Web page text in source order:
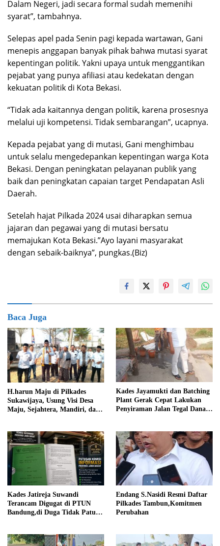
Dalam Negeri, jadi secara formal sudah memenihi
syarat”, tambahnya.
Selepas apel pada Senin pagi kepada wartawan, Gani
menepis anggapan banyak pihak bahwa mutasi syarat
kepentingan politik. Yakni upaya untuk menggantikan
pejabat yang punya afiliasi atau kedekatan dengan
kekuatan politik di Kota Bekasi.
“Tidak ada kaitannya dengan politik, karena prosesnya
melalui uji kompetensi. Tidak sembarangan”, ucapnya.
Kepada pejabat yang di mutasi, Gani menghimbau
untuk selalu mengedepankan kepentingan warga Kota
Bekasi. Dengan peningkatan pelayanan publik yang
baik dan peningkatan capaian target Pendapatan Asli
Daerah.
Setelah hajat Pilkada 2024 usai diharapkan semua
jajaran dan pegawai yang di mutasi bersatu
memajukan Kota Bekasi.”Ayo layani masyarakat
dengan sebaik-baiknya”, pungkas.(Biz)
Baca Juga
H.harun Maju di Pilkades
Sukawijaya, Usung Visi Desa
Maju, Sejahtera, Mandiri, dan
Kades Jayamukti dan Batching
Plant Gerak Cepat Lakukan
Penyiraman Jalan Tegal Danas
Kades Jatireja Suwandi
Terancam Digugat di PTUN
Bandung,di Duga Tidak Patuhi
Endang S.Nasidi Resmi Daftar
Pilkades Tambun,Komitmen
Perubahan